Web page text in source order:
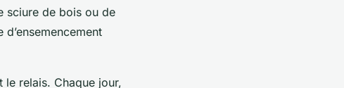
sciure de bois ou de
le relais. Chaque jour,